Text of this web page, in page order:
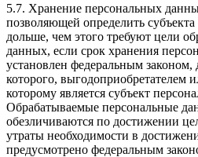
5.7. Хранение персональных
позволяющей определить
дольше, чем этого требуют цели
данных, если срок хранения
установлен федеральным законом,
которого, выгодоприобретателем
которому является субъект
Обрабатываемые персональные
обезличиваются по достижении
утраты необходимости в
предусмотрено федеральным